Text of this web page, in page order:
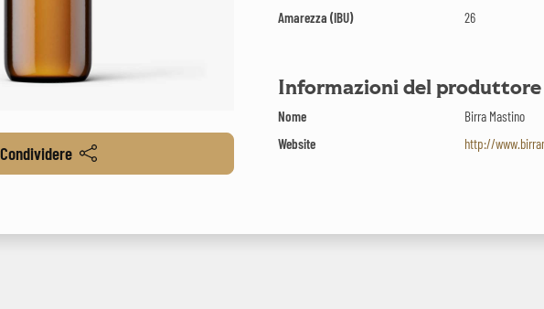
Condividere
Amarezza (IBU)
26
Informazioni del produttore
Nome
Birra Mastino
Website
http://